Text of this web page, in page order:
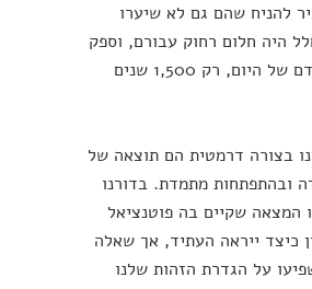
סביר להניח שהם גם לא שיערו
היה חלום רחוק עבורם, וספק
אם אפילו היה ניתן להסביר לאחד התושבים האלה מה עושה אפליקציה. בני האדם של היום, רק 1,500 שנים
בצורה דרמטית הם תוצאה של
ובהתפתחות מתמדת. בדורנו
המצאה שקיים בה פוטנציאל
כיצד ייראה העתיד, אך שאלה
על הגדרת הזהות שלנו